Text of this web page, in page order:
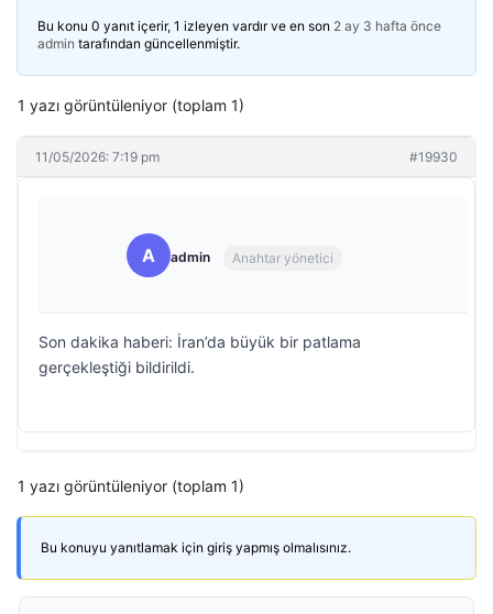
Bu konu 0 yanıt içerir, 1 izleyen vardır ve en son 2 ay 3 hafta önce
admin tarafından güncellenmiştir.
1 yazı görüntüleniyor (toplam 1)
11/05/2026: 7:19 pm #19930
A admin Anahtar yönetici
Son dakika haberi: İran’da büyük bir patlama
gerçekleştiği bildirildi.
1 yazı görüntüleniyor (toplam 1)
Bu konuyu yanıtlamak için giriş yapmış olmalısınız.